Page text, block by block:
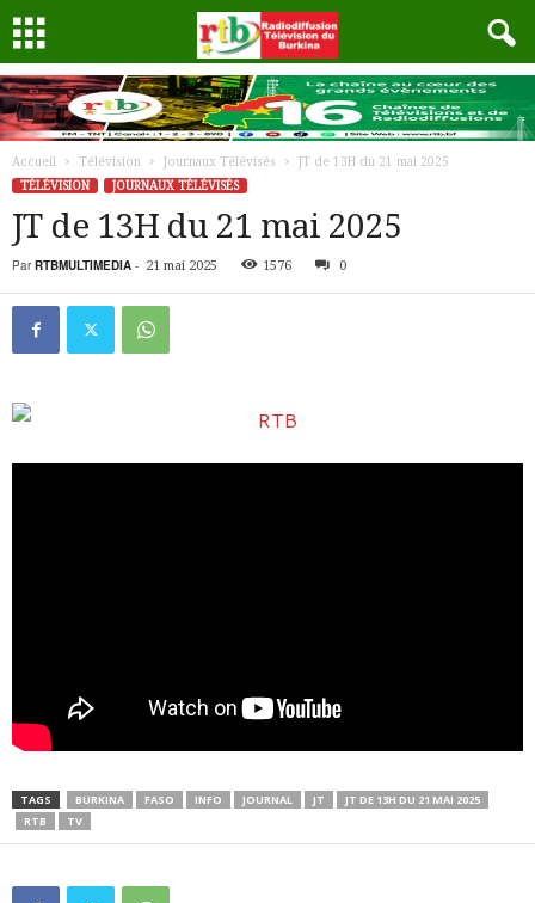
Accueil Télévision Journaux Télévisés
JT de 13H du 21 mai 2025
TÉLÉVISION
JOURNAUX TÉLÉVISÉS
JT de 13H du 21 mai 2025
Par RTBMULTIMEDIA - 21 mai 2025 1576 0
TAGS BURKINA FASO INFO JOURNAL JT
JT DE 13H DU 21 MAI 2025
RTB
TV